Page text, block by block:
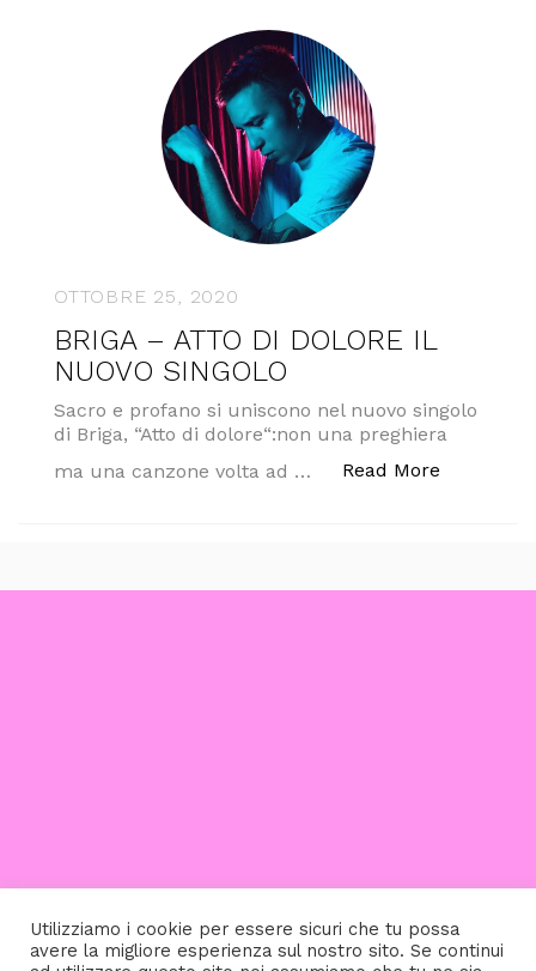
OTTOBRE 25, 2020
BRIGA – ATTO DI DOLORE IL
NUOVO SINGOLO
Sacro e profano si uniscono nel nuovo singolo
di Briga, “Atto di dolore“:non una preghiera
ma una canzone volta ad …
Read More
Utilizziamo i cookie per essere sicuri che tu possa
avere la migliore esperienza sul nostro sito. Se continui